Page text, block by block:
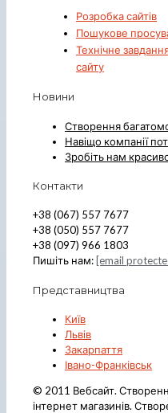
Розробка сайтів
Пошукове
Технічне
сайту
Новини
Створення
Навіщо компанії
Зробіть нам
Контакти
+38 (067) 557 7677
+38 (050) 557 7677
+38 (097) 966 1803
Пишіть нам: [email
Представництва
Київ
Львів
Закарпаття
Івано-Франківськ
© 2011 Вебсайт.
інтернет магазинів.